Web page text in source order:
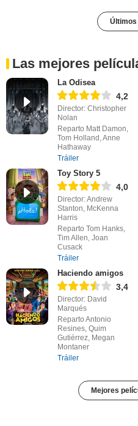
Las mejores
La Odisea
4,2
Director: Christopher
Nolan
Reparto Matt Damon,
Tom Holland, Anne
Hathaway
Tráiler
Toy Story 5
4,0
Director: Andrew
Stanton, McKenna
Harris
Reparto Tom Hanks,
Tim Allen, Joan
Cusack
Tráiler
Haciendo amigos
3,4
Director: David
Marqués
Reparto Antonio
Resines, Quim
Gutiérrez, Megan
Montaner
Tráiler
Mejores